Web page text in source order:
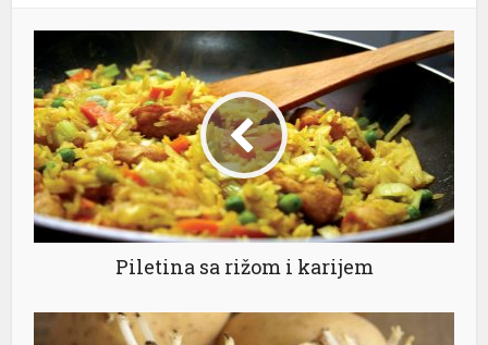
Pi­le­ti­na sa rižom i ka­ri­jem